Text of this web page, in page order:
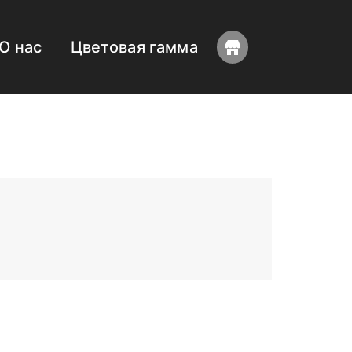
О нас Цветовая гамма